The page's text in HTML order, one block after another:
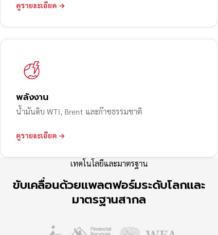
ดูรายละเอียด →
พลังงาน
น้ำมันดิบ WTI, Brent และก๊าซธรรมชาติ
ดูรายละเอียด →
เทคโนโลยีและมาตรฐาน
ขับเคลื่อนด้วยแพลตฟอร์มระดับโลกและ
มาตรฐานสากล